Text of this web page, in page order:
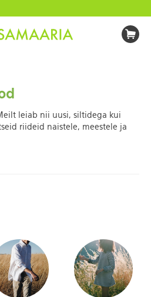
leiab nii uusi, siltidega kui
riideid naistele, meestele ja